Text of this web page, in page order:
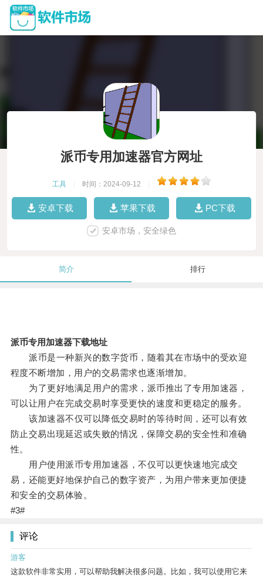
派币专用加速器官方网址
工具 时间：2024-09-12
安卓下载 苹果下载 PC下载
安卓市场，安全绿色
简介 排行
派币专用加速器下载地址
派币是一种新兴的数字货币，随着其在市场中的受欢迎
程度不断增加，用户的交易需求也逐渐增加。
为了更好地满足用户的需求，派币推出了专用加速器，
可以让用户在完成交易时享受更快的速度和更稳定的服务。
该加速器不仅可以降低交易时的等待时间，还可以有效
防止交易出现延迟或失败的情况，保障交易的安全性和准确
性。
用户使用派币专用加速器，不仅可以更快速地完成交
易，还能更好地保护自己的数字资产，为用户带来更加便捷
和安全的交易体验。
#3#
评论
游客
这款软件非常实用，可以帮助我解决很多问题。比如，我可以使用它来